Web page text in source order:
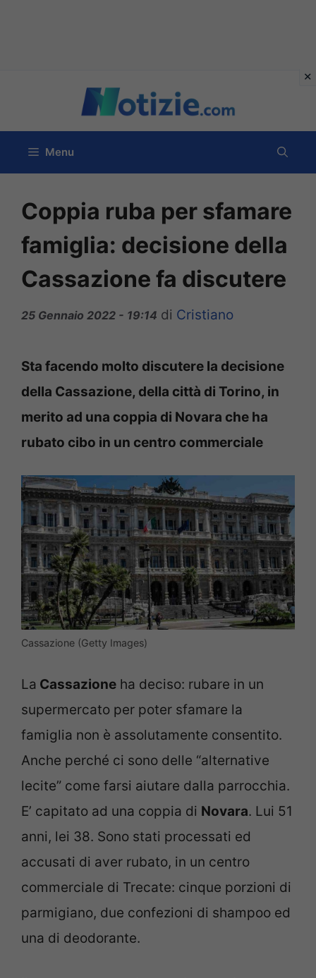
contenuto
Menu
Coppia ruba per sfamare
famiglia: decisione della
Cassazione fa discutere
25 Gennaio 2022 - 19:14 di Cristiano
Sta facendo molto discutere la decisione
della Cassazione, della città di Torino, in
merito ad una coppia di Novara che ha
rubato cibo in un centro commerciale
Cassazione (Getty Images)
La Cassazione ha deciso: rubare in un
supermercato per poter sfamare la
famiglia non è assolutamente consentito.
Anche perché ci sono delle “alternative
lecite” come farsi aiutare dalla parrocchia.
E’ capitato ad una coppia di Novara. Lui 51
anni, lei 38. Sono stati processati ed
accusati di aver rubato, in un centro
commerciale di Trecate: cinque porzioni di
parmigiano, due confezioni di shampoo ed
una di deodorante.